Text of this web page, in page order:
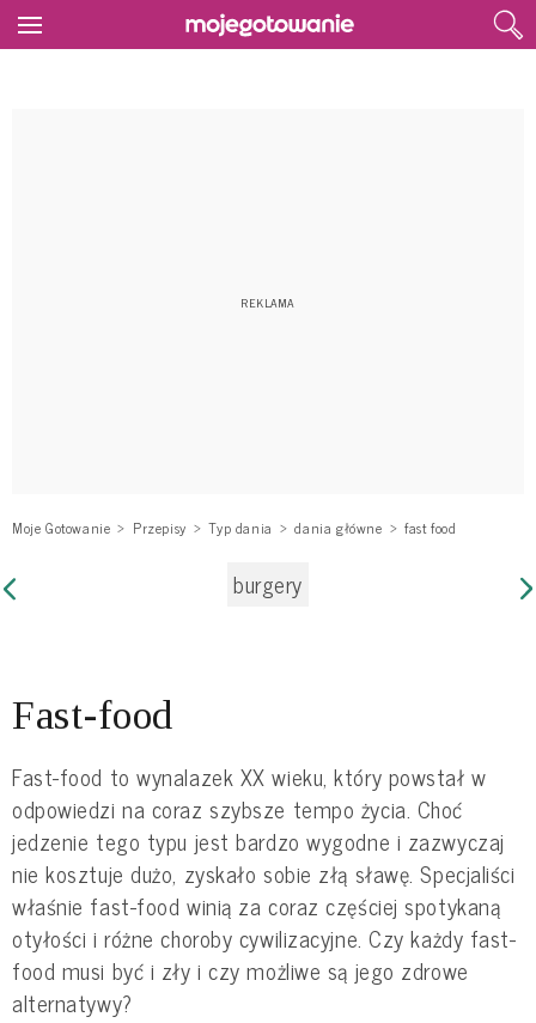
Moje Gotowanie Przepisy Typ dania dania główne fast food
burgery
Fast-food
Fast-food to wynalazek XX wieku, który powstał w
odpowiedzi na coraz szybsze tempo życia. Choć
jedzenie tego typu jest bardzo wygodne i zazwyczaj
nie kosztuje dużo, zyskało sobie złą sławę. Specjaliści
właśnie fast-food winią za coraz częściej spotykaną
otyłości i różne choroby cywilizacyjne. Czy każdy fast-
food musi być i zły i czy możliwe są jego zdrowe
alternatywy?